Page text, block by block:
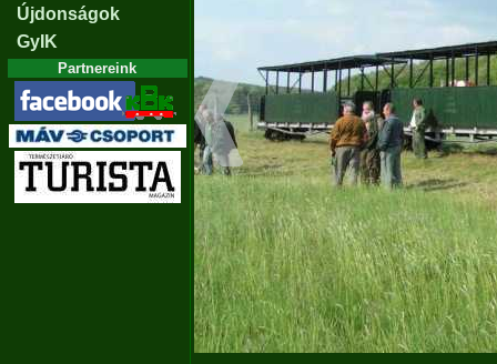
Újdonságok
GyIK
Partnereink